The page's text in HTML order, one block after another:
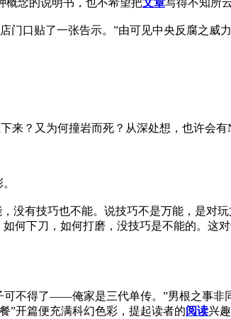
念的说明书，也不希望把文章写得不知所云
口贴了一张告示。”由可见中央反腐之威
？又为何撞岩而死？从深处想，也许会有
有技巧也不能。说技巧不是万能，是对
如何下刀，如何打磨，没技巧是不能的。这
不得了——俺家是三代单传。”男根之事非
”开篇便充满科幻色彩，提起读者的阅读兴趣